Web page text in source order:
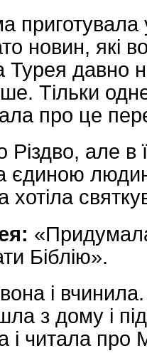
приготувала
новин, які
Турея давно
Тільки
про це
Різдво, але в
єдиною
хотіла
Біблію».
і
з дому і
і читала про